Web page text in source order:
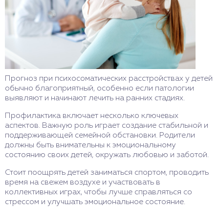
Прогноз при психосоматических расстройствах у детей
обычно благоприятный, особенно если патологии
выявляют и начинают лечить на ранних стадиях.
Профилактика включает несколько ключевых
аспектов. Важную роль играет создание стабильной и
поддерживающей семейной обстановки. Родители
должны быть внимательны к эмоциональному
состоянию своих детей, окружать любовью и заботой.
Стоит поощрять детей заниматься спортом, проводить
время на свежем воздухе и участвовать в
коллективных играх, чтобы лучше справляться со
стрессом и улучшать эмоциональное состояние.